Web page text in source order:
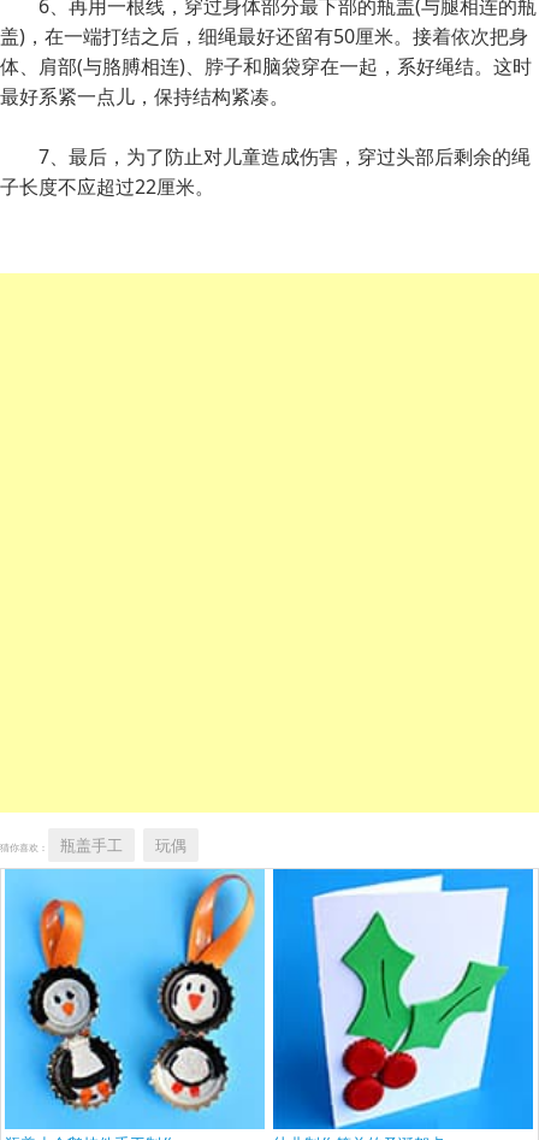
6、再用一根线，穿过身体部分最下部的瓶盖(与腿相连的瓶
盖)，在一端打结之后，细绳最好还留有50厘米。接着依次把身
体、肩部(与胳膊相连)、脖子和脑袋穿在一起，系好绳结。这时
最好系紧一点儿，保持结构紧凑。
7、最后，为了防止对儿童造成伤害，穿过头部后剩余的绳
子长度不应超过22厘米。
猜你喜欢： 瓶盖手工 玩偶